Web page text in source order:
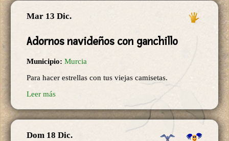
Mar 13 Dic.
Adornos navideños con ganchillo
Municipio: Murcia
Para hacer estrellas con tus viejas camisetas.
Leer más
Dom 18 Dic.